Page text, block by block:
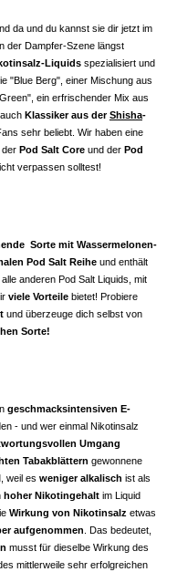
da und du kannst sie dir jetzt im
der Dampfer-Szene längst
Liquids spezialisiert und
"Blue Berg", einer Mischung aus
ein erfrischender Mix aus
Klassiker aus derShisha-
sehr beliebt. Wir haben eine
, der Pod Salt Core und der Pod
verpassen solltest!
Sorte mit Wassermelonen-
Pod Salt Reihe und enthält
alle anderen Pod Salt Liquids, mit
viele Vorteile bietet! Probiere
und überzeuge dich selbst von
Sorte!
geschmacksintensiven E-
- und wer einmal Nikotinsalz
Umgang
Tabakblättern gewonnene
, weil es weniger alkalisch ist als
hoher Nikotingehalt im Liquid
Wirkung von Nikotinsalz etwas
aufgenommen . Das bedeutet,
musst für dieselbe Wirkung des
mittlerweile sehr erfolgreichen